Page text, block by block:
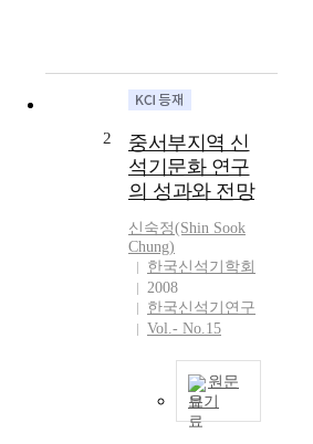
2
중서부지역 신
석기문화 연구
의 성과와 전망
신숙정(Shin Sook
Chung)
한국신석기학회
2008
한국신석기연구
Vol.- No.15
원문
보기